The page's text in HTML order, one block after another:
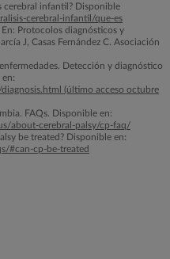
cerebral infantil? Disponible
cerebral-infantil/que-es
Protocolos diagnósticos y
J, Casas Fernández C. Asociación
Detección y diagnóstico
(último acceso octubre
FAQs. Disponible en:
about-cerebral-palsy/cp-faq/
be treated? Disponible en:
#can-cp-be-treated